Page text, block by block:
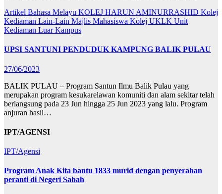
Artikel Bahasa Melayu KOLEJ HARUN AMINURRASHID Kolej
Kediaman Lain-Lain Majlis Mahasiswa Kolej UKLK Unit
Kediaman Luar Kampus
UPSI SANTUNI PENDUDUK KAMPUNG BALIK PULAU
27/06/2023
BALIK PULAU – Program Santun Ilmu Balik Pulau yang
merupakan program kesukarelawan komuniti dan alam sekitar telah
berlangsung pada 23 Jun hingga 25 Jun 2023 yang lalu. Program
anjuran hasil…
IPT/AGENSI
IPT/Agensi
Program Anak Kita bantu 1833 murid dengan penyerahan
peranti di Negeri Sabah